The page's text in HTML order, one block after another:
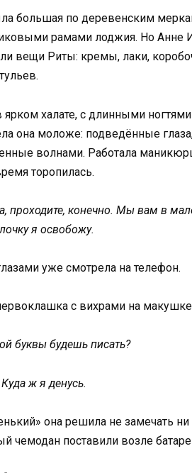
большая по деревенским
рамами лоджия. Но Анне
вещи Риты: кремы, лаки,
ярком халате, с длинными
она моложе: подведённые
волнами. Работала
торопилась.
проходите, конечно. Мы вам в
я освобожу.
уже смотрела на телефон.
с вихрами на
буквы будешь писать?
ж я денусь.
она решила не замечать
чемодан поставили возле